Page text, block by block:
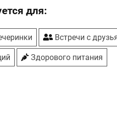
для:
Встречи с
Здорового питания